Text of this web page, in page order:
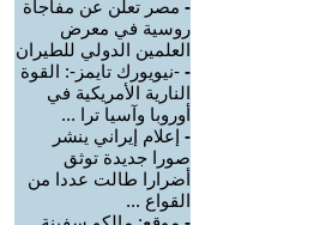
- مصر تعلن عن مفاجأة
روسية في معرض
العلمين الدولي للطيران
- -نيويورك تايمز-: القوة
النارية الأمريكية في
أوروبا وآسيا ترا ...
- إعلام إيراني ينشر
صورا جديدة توثق
أضرارا طالت عددا من
القواع ...